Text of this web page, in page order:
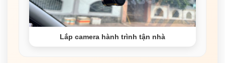
Lắp camera hành trình tận nhà